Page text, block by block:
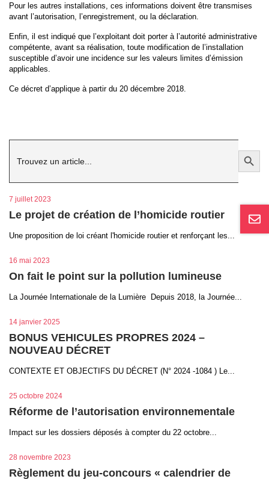
Pour les autres installations, ces informations doivent être transmises
avant l’autorisation, l’enregistrement, ou la déclaration.
Enfin, il est indiqué que l’exploitant doit porter à l’autorité administrative
compétente, avant sa réalisation, toute modification de l’installation
susceptible d’avoir une incidence sur les valeurs limites d’émission
applicables.
Ce décret d’applique à partir du 20 décembre 2018.
Search
Search Button
7 juillet 2023
Le projet de création de l’homicide routier
Une proposition de loi créant l'homicide routier et renforçant les...
16 mai 2023
On fait le point sur la pollution lumineuse
La Journée Internationale de la Lumière Depuis 2018, la Journée...
14 janvier 2025
BONUS VEHICULES PROPRES 2024 –
NOUVEAU DÉCRET
CONTEXTE ET OBJECTIFS DU DÉCRET (N° 2024 -1084 ) Le...
25 octobre 2024
Réforme de l’autorisation environnementale
Impact sur les dossiers déposés à compter du 22 octobre...
28 novembre 2023
Règlement du jeu-concours « calendrier de